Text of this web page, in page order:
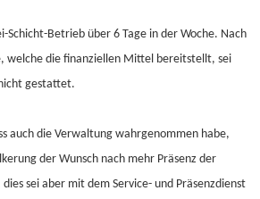
Schicht-Betrieb über 6 Tage in der Woche. Nach
welche die finanziellen Mittel bereitstellt, sei
gestattet.
auch die Verwaltung wahrgenommen habe,
der Wunsch nach mehr Präsenz der
sei aber mit dem Service- und Präsenzdienst